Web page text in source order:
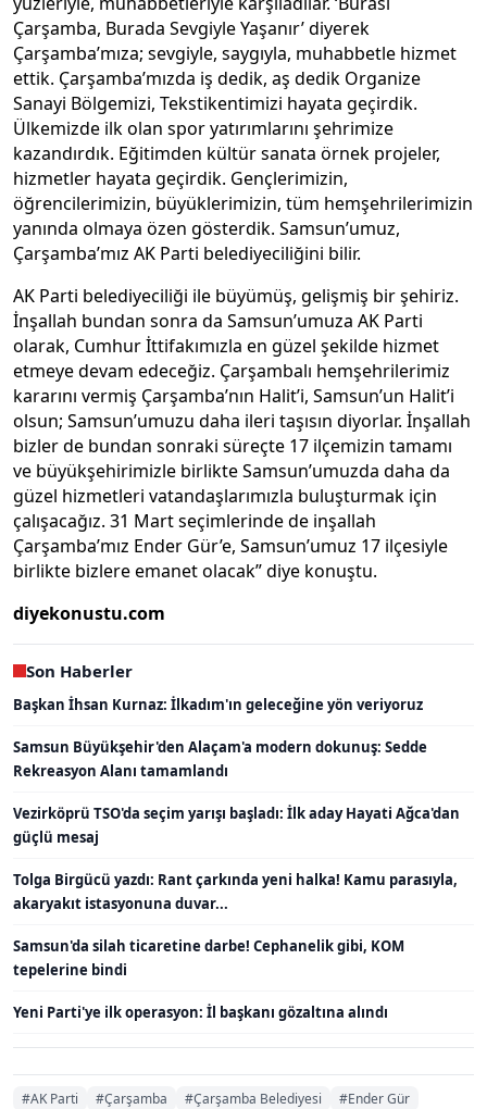
Çarşamba, Burada Sevgiyle Yaşanır’ diyerek
Çarşamba’mıza; sevgiyle, saygıyla, muhabbetle hizmet
ettik. Çarşamba’mızda iş dedik, aş dedik Organize
Sanayi Bölgemizi, Tekstikentimizi hayata geçirdik.
Ülkemizde ilk olan spor yatırımlarını şehrimize
kazandırdık. Eğitimden kültür sanata örnek projeler,
hizmetler hayata geçirdik. Gençlerimizin,
öğrencilerimizin, büyüklerimizin, tüm hemşehrilerimizin
yanında olmaya özen gösterdik. Samsun’umuz,
Çarşamba’mız AK Parti belediyeciliğini bilir.
AK Parti belediyeciliği ile büyümüş, gelişmiş bir şehiriz.
İnşallah bundan sonra da Samsun’umuza AK Parti
olarak, Cumhur İttifakımızla en güzel şekilde hizmet
etmeye devam edeceğiz. Çarşambalı hemşehrilerimiz
kararını vermiş Çarşamba’nın Halit’i, Samsun’un Halit’i
olsun; Samsun’umuzu daha ileri taşısın diyorlar. İnşallah
bizler de bundan sonraki süreçte 17 ilçemizin tamamı
ve büyükşehirimizle birlikte Samsun’umuzda daha da
güzel hizmetleri vatandaşlarımızla buluşturmak için
çalışacağız. 31 Mart seçimlerinde de inşallah
Çarşamba’mız Ender Gür’e, Samsun’umuz 17 ilçesiyle
birlikte bizlere emanet olacak” diye konuştu.
diyekonustu.com
Son Haberler
Başkan İhsan Kurnaz: İlkadım'ın geleceğine yön veriyoruz
Samsun Büyükşehir'den Alaçam'a modern dokunuş: Sedde
Rekreasyon Alanı tamamlandı
Vezirköprü TSO'da seçim yarışı başladı: İlk aday Hayati Ağca'dan
güçlü mesaj
Tolga Birgücü yazdı: Rant çarkında yeni halka! Kamu parasıyla,
akaryakıt istasyonuna duvar...
Samsun'da silah ticaretine darbe! Cephanelik gibi, KOM
tepelerine bindi
Yeni Parti'ye ilk operasyon: İl başkanı gözaltına alındı
#AK Parti #Çarşamba #Çarşamba Belediyesi
#Ender Gür